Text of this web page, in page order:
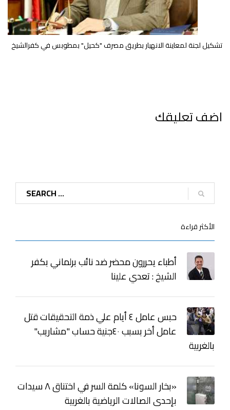
تشكيل لجنة لمعاينة الانهيار بطريق مصرف "كحيل" بمطوبس في كفرالشيخ
اضف تعليقك
الأكثر قراءة
أطباء يحررون محضر ضد نائب برلماني بكفر
الشيخ : تعدي علينا
حبس عامل ٤ أيام علي ذمة التحقيقات قتل
عامل أخر بسبب ٤٠جنية حساب "مشاريب"
بالغربية
«بخار السونا» كلمة السر في اختناق ٨ سيدات
بإحدى الصالات الرياضية بالغربية